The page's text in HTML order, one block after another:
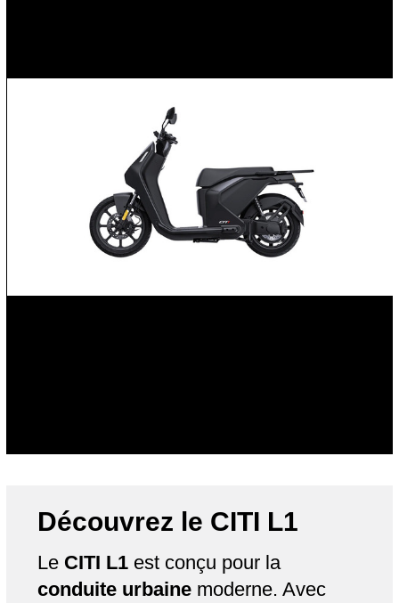
Découvrez le CITI L1
Le CITI L1 est conçu pour la
conduite urbaine moderne. Avec